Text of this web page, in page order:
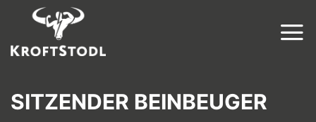
springen
SITZENDER BEINBEUGER